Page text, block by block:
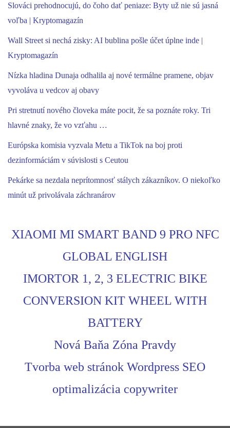
Slováci prehodnocujú, do čoho dať peniaze: Byty už nie sú jasná
voľba | Kryptomagazín
Wall Street si nechá zisky: AI bublina pošle účet úplne inde |
Kryptomagazín
Nízka hladina Dunaja odhalila aj nové termálne pramene, objav
vyvoláva u vedcov aj obavy
Pri stretnutí nového človeka máte pocit, že sa poznáte roky. Tri
hlavné znaky, že vo vzťahu …
Európska komisia vyzvala Metu a TikTok na boj proti
dezinformáciám v súvislosti s Ceutou
Pekárke sa nezdala neprítomnosť stálych zákazníkov. O niekoľko
minút už privolávala záchranárov
XIAOMI MI SMART BAND 9 PRO NFC
GLOBAL ENGLISH
IMORTOR 1, 2, 3 ELECTRIC BIKE
CONVERSION KIT WHEEL WITH
BATTERY
Nová Baňa Zóna Pravdy
Tvorba web stránok Wordpress SEO
optimalizácia copywriter